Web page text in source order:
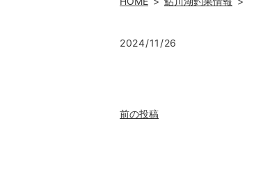
2024/11/26
前の投稿